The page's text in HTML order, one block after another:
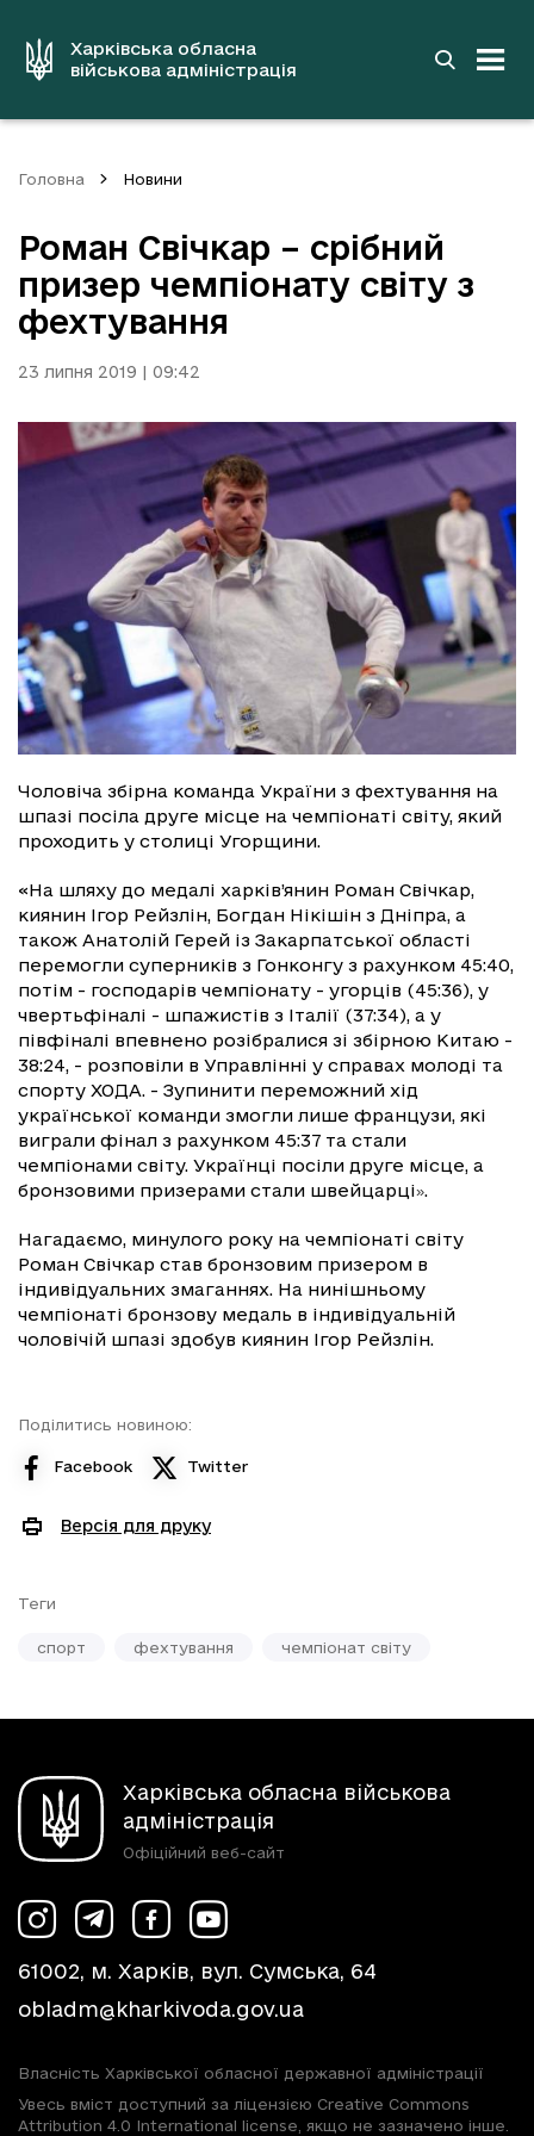
вмістуХарківська обласна
військова адміністрація
Головна Новини
Роман Свічкар – срібний
призер чемпіонату світу з
фехтування
23 липня 2019 | 09:42
Чоловіча збірна команда України з фехтування на
шпазі посіла друге місце на чемпіонаті світу, який
проходить у столиці Угорщини.
«На шляху до медалі харків’янин Роман Свічкар,
киянин Ігор Рейзлін, Богдан Нікішін з Дніпра, а
також Анатолій Герей із Закарпатської області
перемогли суперників з Гонконгу з рахунком 45:40,
потім - господарів чемпіонату - угорців (45:36), у
чвертьфіналі - шпажистів з Італії (37:34), а у
півфіналі впевнено розібралися зі збірною Китаю -
38:24, - розповіли в Управлінні у справах молоді та
спорту ХОДА. - Зупинити переможний хід
української команди змогли лише французи, які
виграли фінал з рахунком 45:37 та стали
чемпіонами світу. Українці посіли друге місце, а
бронзовими призерами стали швейцарці».
Нагадаємо, минулого року на чемпіонаті світу
Роман Свічкар став бронзовим призером в
індивідуальних змаганнях. На нинішньому
чемпіонаті бронзову медаль в індивідуальній
чоловічій шпазі здобув киянин Ігор Рейзлін.
Поділитись новиною:
Facebook Twitter
Версія для друку
Теги
спорт фехтування чемпіонат світу
Харківська обласна військова
адміністрація
Офіційний веб-сайт
61002, м. Харків, вул. Сумська, 64
obladm@kharkivoda.gov.ua
Власність Харківської обласної державної адміністрації
Увесь вміст доступний за ліцензією Creative Commons
Attribution 4.0 International license, якщо не зазначено інше.